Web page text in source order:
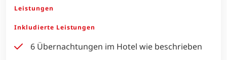
Leistungen
Inkludierte Leistungen
6 Übernachtungen im Hotel wie beschrieben